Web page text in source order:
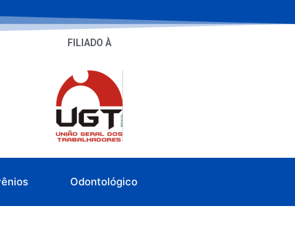
FILIADO À
Odontológico